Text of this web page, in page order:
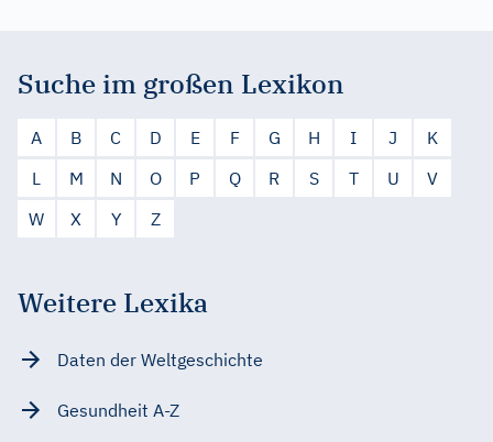
Suche im großen Lexikon
A B C D E F G H I J
K
L
M N O P Q R S T U
V
W
X Y Z
Weitere Lexika
Daten der Weltgeschichte
Gesundheit A-Z